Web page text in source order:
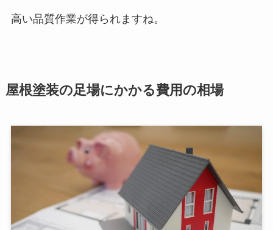
高い品質作業が得られますね。
屋根塗装の足場にかかる費用の相場